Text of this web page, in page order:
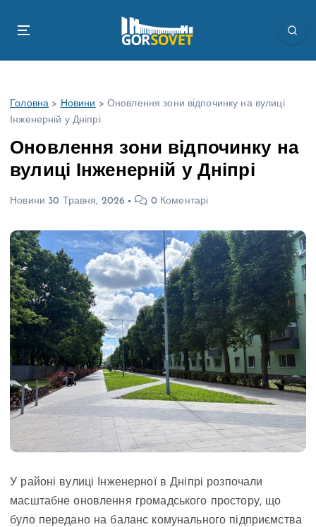
Головна > Новини > Оновлення зони відпочинку на вулиці
Інженерній у Дніпрі
Оновлення зони відпочинку на
вулиці Інженерній у Дніпрі
Новини 30 Травня, 2026 0 Коментарі
У районі вулиці Інженерної в Дніпрі розпочали
масштабне оновлення громадського простору, що
було передано на баланс комунального підприємства